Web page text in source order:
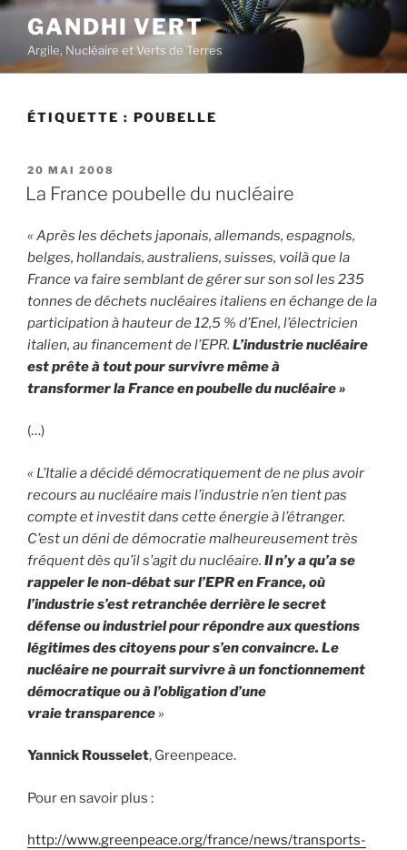
Aller
contenu
principal
GANDHI VERT
Argile, Nucléaire et Verts de Terres
ÉTIQUETTE : POUBELLE
PUBLIÉ
LE
20 MAI 2008
La France poubelle du nucléaire
« Après les déchets japonais, allemands, espagnols,
belges, hollandais, australiens, suisses, voilà que la
France va faire semblant de gérer sur son sol les 235
tonnes de déchets nucléaires italiens en échange de la
participation à hauteur de 12,5 % d’Enel, l’électricien
italien, au financement de l’EPR. L’industrie nucléaire
est prête à tout pour survivre même à
transformer la France en poubelle du nucléaire »
(…)
« L’Italie a décidé démocratiquement de ne plus avoir
recours au nucléaire mais l’industrie n’en tient pas
compte et investit dans cette énergie à l’étranger.
C’est un déni de démocratie malheureusement très
fréquent dès qu’il s’agit du nucléaire. Il n’y a qu’a se
rappeler le non-débat sur l’EPR en France, où
l’industrie s’est retranchée derrière le secret
défense ou industriel pour répondre aux questions
légitimes des citoyens pour s’en convaincre. Le
nucléaire ne pourrait survivre à un fonctionnement
démocratique ou à l’obligation d’une
vraie transparence»
Yannick Rousselet, Greenpeace.
Pour en savoir plus :
http://www.greenpeace.org/france/news/transports-